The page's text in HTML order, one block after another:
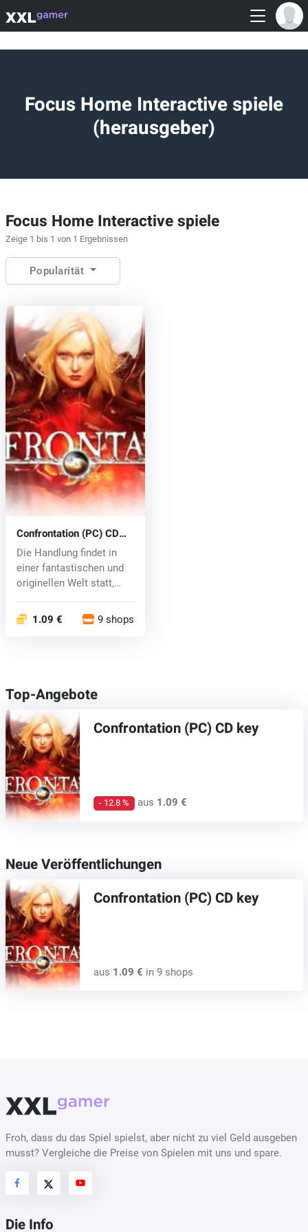
Focus Home Interactive spiele
(herausgeber)
Focus Home Interactive spiele
Zeige 1 bis 1 von 1 Ergebnissen
Popularität
Confrontation (PC) CD
key
Die Handlung findet in
einer fantastischen und
originellen Welt statt,
1.09 € 9 shops
Top-Angebote
Confrontation (PC) CD key
- 12.8 % aus 1.09 €
Neue Veröffentlichungen
Confrontation (PC) CD key
aus 1.09 € in 9 shops
Froh, dass du das Spiel spielst, aber nicht zu viel Geld ausgeben
musst? Vergleiche die Preise von Spielen mit uns und spare.
Die Info